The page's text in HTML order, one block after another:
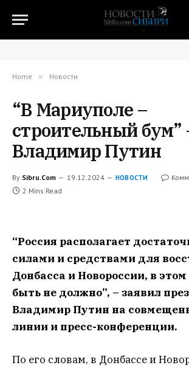
Home » Новости
“В Мариуполе –
строительный бум”
Владимир Путин
By Sibru.Com 19.12.2024 НОВОСТИ
2 Mins Read
“Россия располагает
силами и средствами для
Донбасса и Новороссии, в
быть не должно”, – заявил
Владимир Путин на
линии и пресс-конференции.
По его словам, в Донбассе и